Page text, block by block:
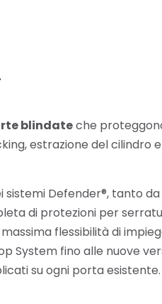
blindateche
estrazione del cilindro
sistemi Defender®, tanto
di protezioni per
flessibilità di
System fino alle nuove
su ogni porta esistente.